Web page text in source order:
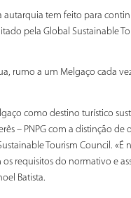
tem feito para
pela Global Sustainable
rumo a um Melgaço cada
como destino turístico
– PNPG com a distinção de
Tourism Council. «É
requisitos do normativo e
Batista.